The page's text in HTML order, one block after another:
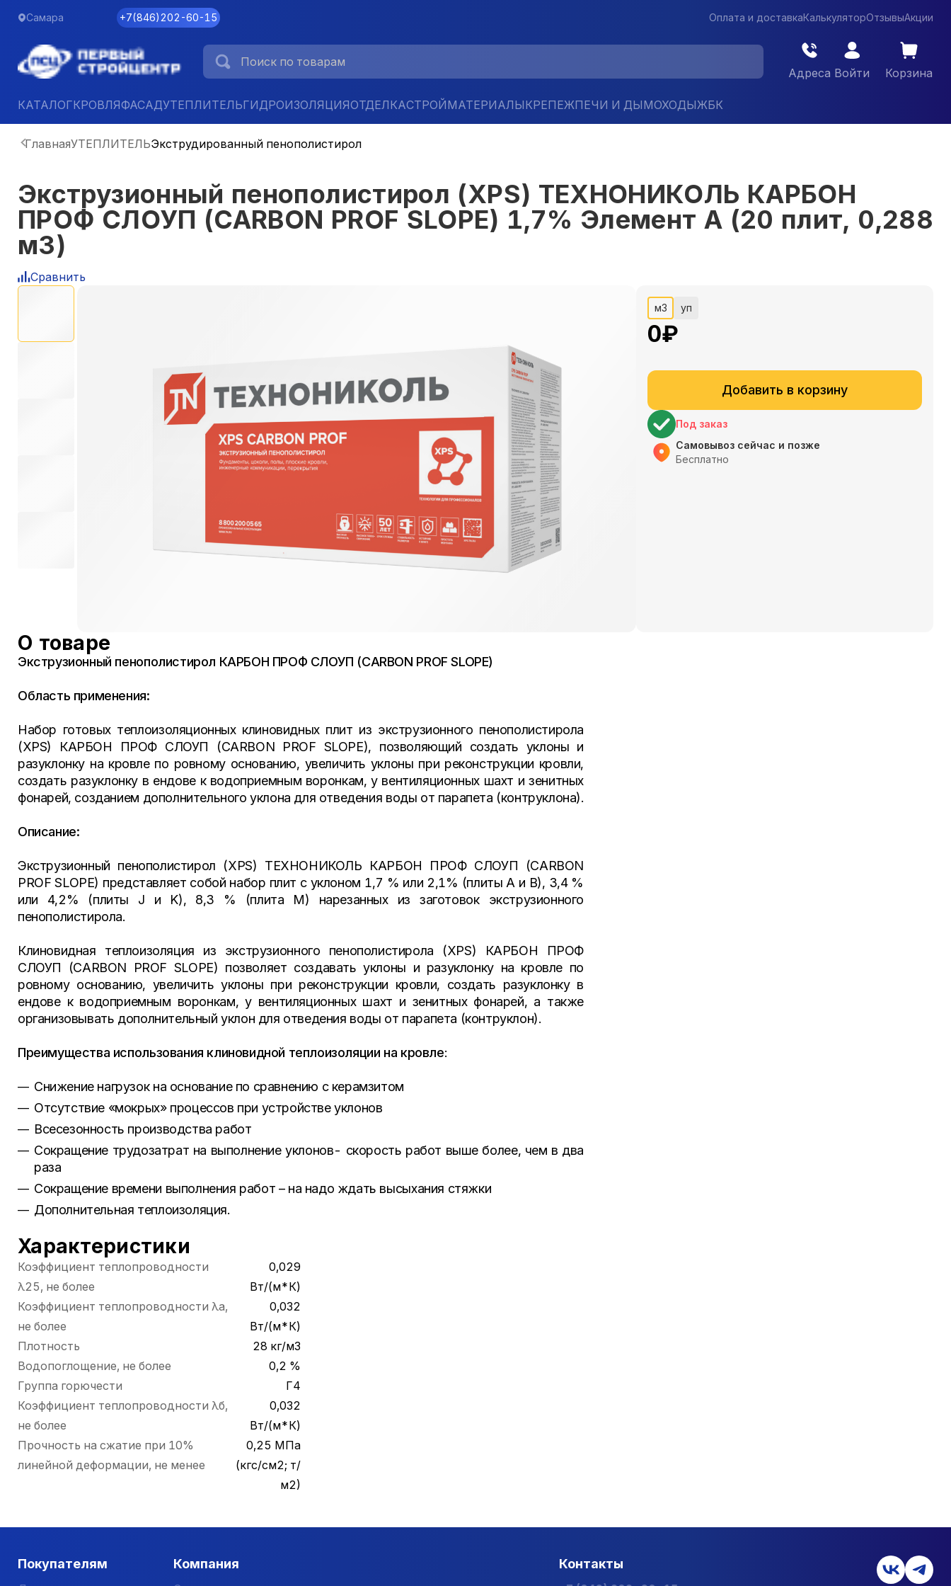
Самара +7(846)202-60-15 Оплата и доставкаКалькуляторОтзывыАкции
Адреса Войти Корзина
КАТАЛОГКРОВЛЯФАСАДУТЕПЛИТЕЛЬГИДРОИЗОЛЯЦИЯОТДЕЛКАСТРОЙМАТЕРИАЛЫКРЕПЕЖПЕЧИ И ДЫМОХОДЫЖБК
ГлавнаяУТЕПЛИТЕЛЬЭкструдированный пенополистирол
Экструзионный пенополистирол (XPS) ТЕХНОНИКОЛЬ КАРБОН
ПРОФ СЛОУП (CARBON PROF SLOPE) 1,7% Элемент A (20 плит, 0,288
м3)
Сравнить
м3 уп
0₽
Добавить в корзину
Под заказ
Самовывоз сейчас и позже
Бесплатно
О товаре
Экструзионный пенополистирол КАРБОН ПРОФ СЛОУП (CARBON PROF SLOPE)
Область применения:
Набор готовых теплоизоляционных клиновидных плит из экструзионного пенополистирола
(XPS) КАРБОН ПРОФ СЛОУП (CARBON PROF SLOPE), позволяющий создать уклоны и
разуклонку на кровле по ровному основанию, увеличить уклоны при реконструкции кровли,
создать разуклонку в ендове к водоприемным воронкам, у вентиляционных шахт и зенитных
фонарей, созданием дополнительного уклона для отведения воды от парапета (контруклона).
Описание:
Экструзионный пенополистирол (XPS) ТЕХНОНИКОЛЬ КАРБОН ПРОФ СЛОУП (CARBON
PROF SLOPE) представляет собой набор плит с уклоном 1,7 % или 2,1% (плиты A и В), 3,4 %
или 4,2% (плиты J и K), 8,3 % (плита М) нарезанных из заготовок экструзионного
пенополистирола.
Клиновидная теплоизоляция из экструзионного пенополистирола (XPS) КАРБОН ПРОФ
СЛОУП (CARBON PROF SLOPE) позволяет создавать уклоны и разуклонку на кровле по
ровному основанию, увеличить уклоны при реконструкции кровли, создать разуклонку в
ендове к водоприемным воронкам, у вентиляционных шахт и зенитных фонарей, а также
организовывать дополнительный уклон для отведения воды от парапета (контруклон).
Преимущества использования клиновидной теплоизоляции на кровле:
Снижение нагрузок на основание по сравнению с керамзитом
Отсутствие «мокрых» процессов при устройстве уклонов
Всесезонность производства работ
Сокращение трудозатрат на выполнение уклонов- скорость работ выше более, чем в два
раза
Сокращение времени выполнения работ – на надо ждать высыхания стяжки
Дополнительная теплоизоляция.
Характеристики
Коэффициент теплопроводности
λ25, не более
0,029
Вт/(м*К)
Коэффициент теплопроводности λа,
не более
0,032
Вт/(м*К)
Плотность
28 кг/м3
Водопоглощение, не более
0,2 %
Группа горючести
Г4
Коэффициент теплопроводности λб,
не более
0,032
Вт/(м*К)
Прочность на сжатие при 10%
линейной деформации, не менее
0,25 МПа
(кгс/см2; т/
м2)
Покупателям Компания Контакты